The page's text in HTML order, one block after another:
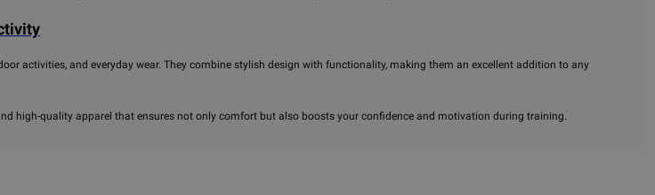
activities, and everyday wear. They combine stylish design with functionality, making them an excellent addition to any
high-quality apparel that ensures not only comfort but also boosts your confidence and motivation during training.